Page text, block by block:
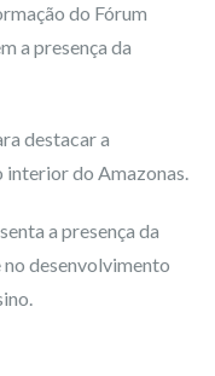
do Fórum
a presença da
destacar a
do Amazonas.
a presença da
desenvolvimento